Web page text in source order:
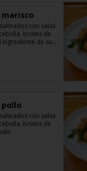
con salsa
brotes de
ingrediente de su
con salsa
brotes de